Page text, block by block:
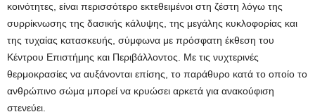
κοινότητες, είναι περισσότερο εκτεθειμένοι στη ζέστη λόγω της
συρρίκνωσης της δασικής κάλυψης, της μεγάλης κυκλοφορίας και
της τυχαίας κατασκευής, σύμφωνα με πρόσφατη έκθεση του
Κέντρου Επιστήμης και Περιβάλλοντος. Με τις νυχτερινές
θερμοκρασίες να αυξάνονται επίσης, το παράθυρο κατά το οποίο το
ανθρώπινο σώμα μπορεί να κρυώσει αρκετά για ανακούφιση
στενεύει.